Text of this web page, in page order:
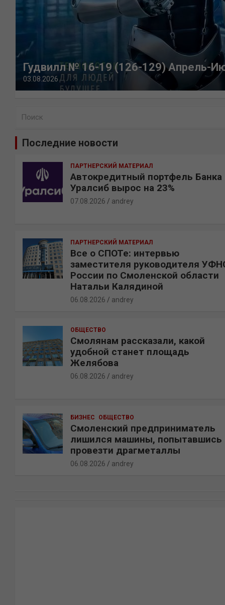
Гудвилл № 16-19 (126-129) Апрель-
03.08.2026
Последние новости
ПАРТНЕРСКИЙ МАТЕРИАЛ
Автокредитный портфель Банка
Уралсиб вырос на 23%
07.08.2026 andrey
ПАРТНЕРСКИЙ МАТЕРИАЛ
Все о СПОТе: интервью
заместителя руководителя
России по Смоленской области
Натальи Калядиной
06.08.2026 andrey
ОБЩЕСТВО
Смолянам рассказали, какой
удобной станет площадь
Желябова
06.08.2026 andrey
БИЗНЕС ОБЩЕСТВО
Смоленский предприниматель
лишился машины, попытавшись
провезти драгметаллы
06.08.2026 andrey